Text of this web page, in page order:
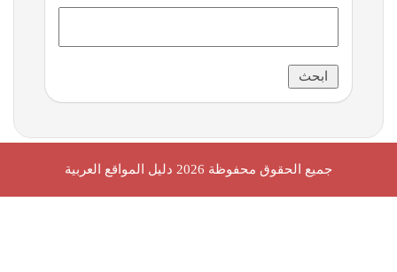
جميع الحقوق محفوظة 2026 دليل المواقع العربية